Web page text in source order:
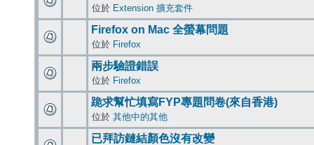
位於 Extension 擴充套件
Firefox on Mac 全螢幕問題
位於 Firefox
兩步驗證錯誤
位於 Firefox
跪求幫忙填寫FYP專題問卷(來自香港)
位於 其他中的其他
已拜訪鏈結顏色沒有改變